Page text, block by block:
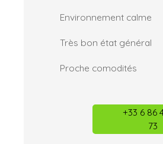
Environnement calme
Très bon état général
Proche comodités
+33 6 86
73